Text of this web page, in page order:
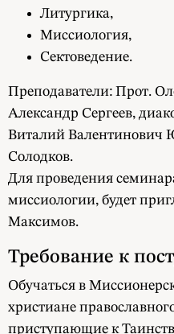
Литургика,
Миссиология,
Сектоведение.
Преподаватели: Прот.
Александр Сергеев,
Виталий
Солодков.
Для проведения
миссиологии, будет
Максимов.
Требование к
Обучаться в
христиане
приступающие к